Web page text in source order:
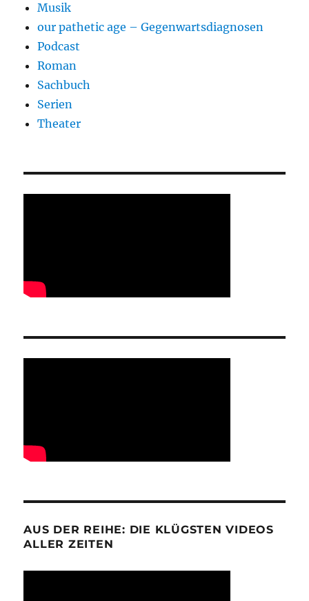
Musik
our pathetic age – Gegenwartsdiagnosen
Podcast
Roman
Sachbuch
Serien
Theater
AUS DER REIHE: DIE KLÜGSTEN VIDEOS
ALLER ZEITEN